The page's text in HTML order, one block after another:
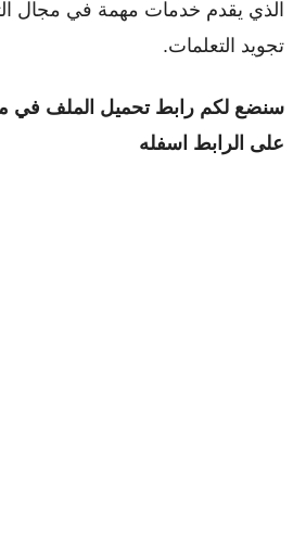
الذي يقدم خدمات مهمة في مجال
تجويد التعلمات.
سنضع لكم رابط تحميل الملف في
على الرابط اسفله